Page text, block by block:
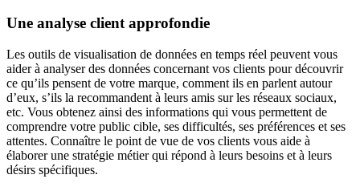
Une analyse client approfondie
Les outils de visualisation de données en temps réel peuvent vous
aider à analyser des données concernant vos clients pour découvrir
ce qu’ils pensent de votre marque, comment ils en parlent autour
d’eux, s’ils la recommandent à leurs amis sur les réseaux sociaux,
etc. Vous obtenez ainsi des informations qui vous permettent de
comprendre votre public cible, ses difficultés, ses préférences et ses
attentes. Connaître le point de vue de vos clients vous aide à
élaborer une stratégie métier qui répond à leurs besoins et à leurs
désirs spécifiques.